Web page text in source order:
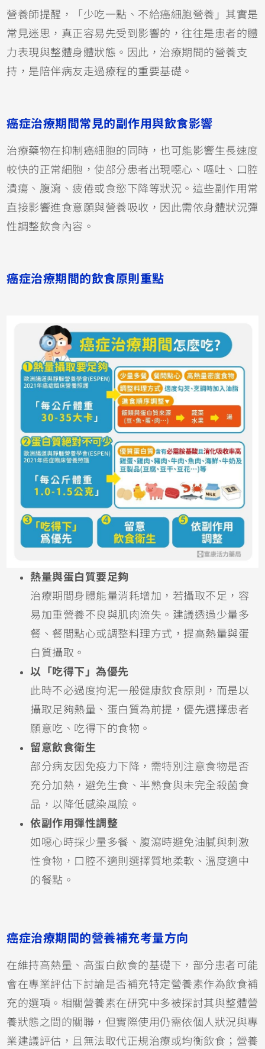
營養師提醒，「少吃一點、不給癌細胞營養」其實是
常見迷思，真正容易先受到影響的，往往是患者的體
力表現與整體身體狀態。因此，治療期間的營養支
持，是陪伴病友走過療程的重要基礎。
癌症治療期間常見的副作用與飲食影響
治療藥物在抑制癌細胞的同時，也可能影響生長速度
較快的正常細胞，使部分患者出現噁心、嘔吐、口腔
潰瘍、腹瀉、疲倦或食慾下降等狀況。這些副作用常
直接影響進食意願與營養吸收，因此需依身體狀況彈
性調整飲食內容。
癌症治療期間的飲食原則重點
熱量與蛋白質要足夠
治療期間身體能量消耗增加，若攝取不足，容
易加重營養不良與肌肉流失。建議透過少量多
餐、餐間點心或調整料理方式，提高熱量與蛋
白質攝取。
以「吃得下」為優先
此時不必過度拘泥一般健康飲食原則，而是以
攝取足夠熱量、蛋白質為前提，優先選擇患者
願意吃、吃得下的食物。
留意飲食衛生
部分病友因免疫力下降，需特別注意食物是否
充分加熱，避免生食、半熟食與未完全殺菌食
品，以降低感染風險。
依副作用彈性調整
如噁心時採少量多餐、腹瀉時避免油膩與刺激
性食物，口腔不適則選擇質地柔軟、溫度適中
的餐點。
癌症治療期間的營養補充考量方向
在維持高熱量、高蛋白飲食的基礎下，部分患者可能
會在專業評估下討論是否補充特定營養素作為飲食補
充的選項。相關營養素在研究中多被探討其與整體營
養狀態之間的關聯，但實際使用仍需依個人狀況與專
業建議評估，且無法取代正規治療或均衡飲食；營養